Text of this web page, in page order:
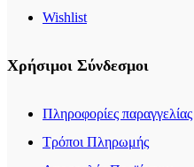
Wishlist
Χρήσιμοι Σύνδεσμοι
Πληροφορίες παραγγελίας
Τρόποι Πληρωμής